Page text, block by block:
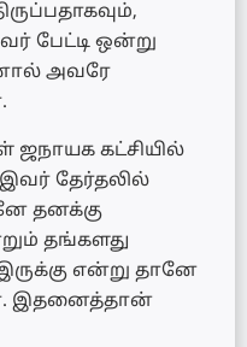
பேட்டி ஒன்று
அவரே
கட்சியில்
தேர்தலில்
தனக்கு
தங்களது
என்று தானே
இதனைத்தான்